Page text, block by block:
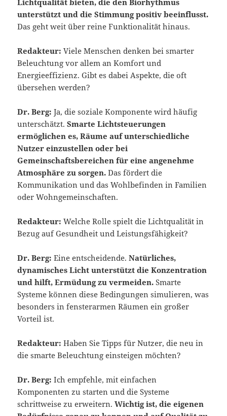
unterstützt und die Stimmung positiv beeinflusst.
Das geht weit über reine Funktionalität hinaus.
Redakteur: Viele Menschen denken bei smarter
Beleuchtung vor allem an Komfort und
Energieeffizienz. Gibt es dabei Aspekte, die oft
übersehen werden?
Dr. Berg: Ja, die soziale Komponente wird häufig
unterschätzt.Smarte Lichtsteuerungen
ermöglichen es, Räume auf unterschiedliche
Nutzer einzustellen oder bei
Gemeinschaftsbereichen für eine angenehme
Atmosphäre zu sorgen. Das fördert die
Kommunikation und das Wohlbefinden in Familien
oder Wohngemeinschaften.
Redakteur: Welche Rolle spielt die Lichtqualität in
Bezug auf Gesundheit und Leistungsfähigkeit?
Dr. Berg: Eine entscheidende.Natürliches,
dynamisches Licht unterstützt die Konzentration
und hilft, Ermüdung zu vermeiden. Smarte
Systeme können diese Bedingungen simulieren, was
besonders in fensterarmen Räumen ein großer
Vorteil ist.
Redakteur: Haben Sie Tipps für Nutzer, die neu in
die smarte Beleuchtung einsteigen möchten?
Dr. Berg: Ich empfehle, mit einfachen
Komponenten zu starten und die Systeme
schrittweise zu erweitern.Wichtig ist, die eigenen